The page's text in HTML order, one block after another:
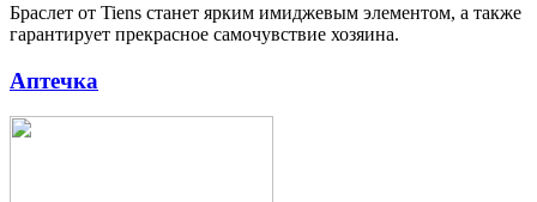
Браслет от Tiens станет ярким имиджевым элементом, а также
гарантирует прекрасное самочувствие хозяина.
Аптечка